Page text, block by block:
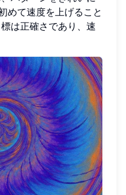
めて速度を上げること
は正確さであり、速